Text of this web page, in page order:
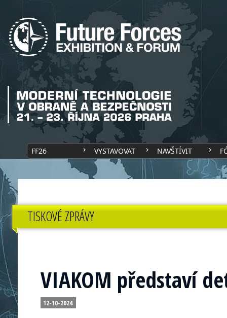
FF26 VYSTAVOVAT NAVŠTÍVIT
TISKOVÉ ZPRÁVY
VIAKOM představí
12-10-2024